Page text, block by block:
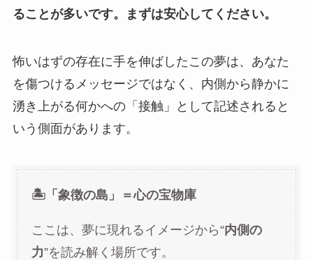
ることが多いです。まずは安心してください。
怖いはずの存在に手を伸ばしたこの夢は、あなた
を傷つけるメッセージではなく、内側から静かに
湧き上がる何かへの「接触」として記述されると
いう側面があります。
🏝️「象徴の島」＝心の宝物庫
ここは、夢に現れるイメージから“内側の
力”を読み解く場所です。